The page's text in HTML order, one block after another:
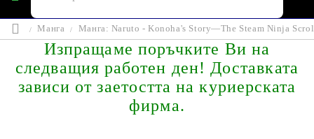
Манга Манга: Naruto - Konoha's Story—The Steam Ninja
Изпращаме поръчките Ви на
следващия работен ден! Доставката
зависи от заетостта на куриерската
фирма.